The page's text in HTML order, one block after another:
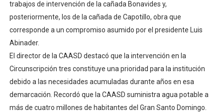
trabajos de intervención de la cañada Bonavides y,
posteriormente, los de la cañada de Capotillo, obra que
corresponde a un compromiso asumido por el presidente Luis
Abinader.
El director de la CAASD destacó que la intervención en la
Circunscripción tres constituye una prioridad para la institución
debido a las necesidades acumuladas durante años en esa
demarcación. Recordó que la CAASD suministra agua potable a
más de cuatro millones de habitantes del Gran Santo Domingo.